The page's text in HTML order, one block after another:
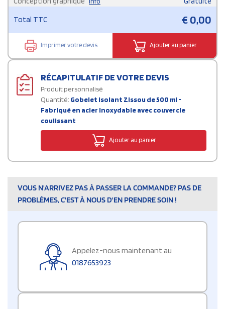
Total TTC €0,00
Imprimer votre devis Ajouter au panier
RÉCAPITULATIF DE VOTRE DEVIS
Produit personnalisé
Quantité: Gobelet isolant Zissou de 500 ml -
Fabriqué en acier inoxydable avec couvercle
coulissant
Ajouter au panier
VOUS N'ARRIVEZ PAS À PASSER LA COMMANDE? PAS DE
PROBLÈMES, C'EST À NOUS D'EN PRENDRE SOIN !
Appelez-nous maintenant au
0187653923